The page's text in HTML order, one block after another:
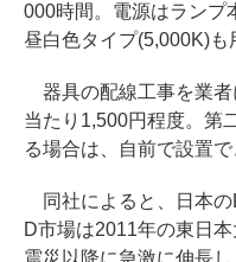
000時間。電源はランプ
昼白色タイプ(5,000K)も
器具の配線工事を業者
当たり1,500円程度。第
る場合は、自前で設置で
同社によると、日本の
D市場は2011年の東日本